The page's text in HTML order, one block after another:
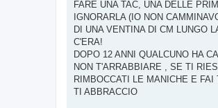
o
FARE UNA TAC, UNA DELLE
IGNORARLA (IO NON
DI UNA VENTINA DI CM LUNGO
C'ERA!
DOPO 12 ANNI QUALCUNO HA
NON T'ARRABBIARE , SE TI
RIMBOCCATI LE MANICHE E
TI ABBRACCIO